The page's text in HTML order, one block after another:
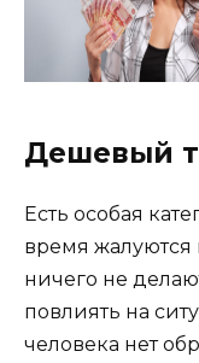
Дешевый
Есть особая
время жалуются
ничего не
повлиять на
человека нет